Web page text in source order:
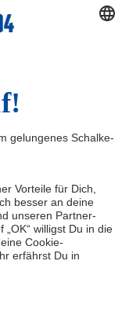
AGB
Impressum